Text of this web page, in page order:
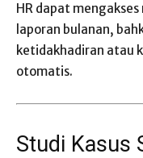
HR dapat
laporan bulanan,
ketidakhadiran atau
otomatis.
Studi Kasus